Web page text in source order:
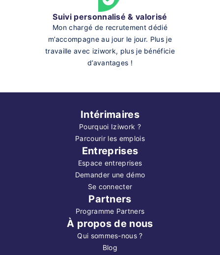
Suivi personnalisé & valorisé
Mon chargé de recrutement dédié
m’accompagne au jour le jour. Plus je
travaille avec iziwork, plus je bénéficie
d’avantages !
Intérimaires
Pourquoi Iziwork ?
Parcourir les emplois
Entreprises
Espace entreprises
Demander une démo
Se connecter
Partners
Programme Partners
À propos de nous
Qui sommes-nous ?
Blog